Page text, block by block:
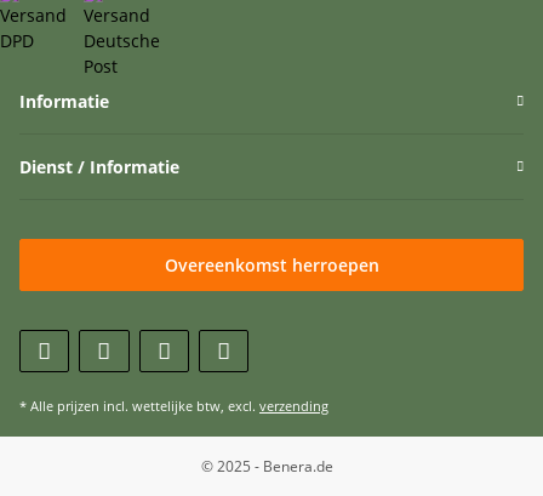
Informatie
Dienst / Informatie
Overeenkomst herroepen
* Alle prijzen incl. wettelijke btw, excl. verzending
© 2025 - Benera.de